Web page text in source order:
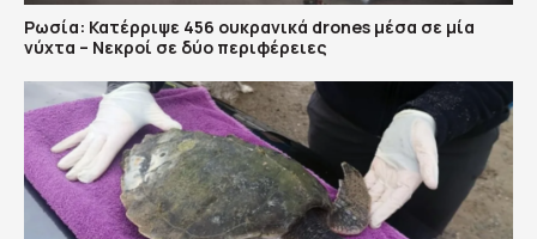
Ρωσία: Κατέρριψε 456 ουκρανικά drones μέσα σε μία
νύχτα – Νεκροί σε δύο περιφέρειες